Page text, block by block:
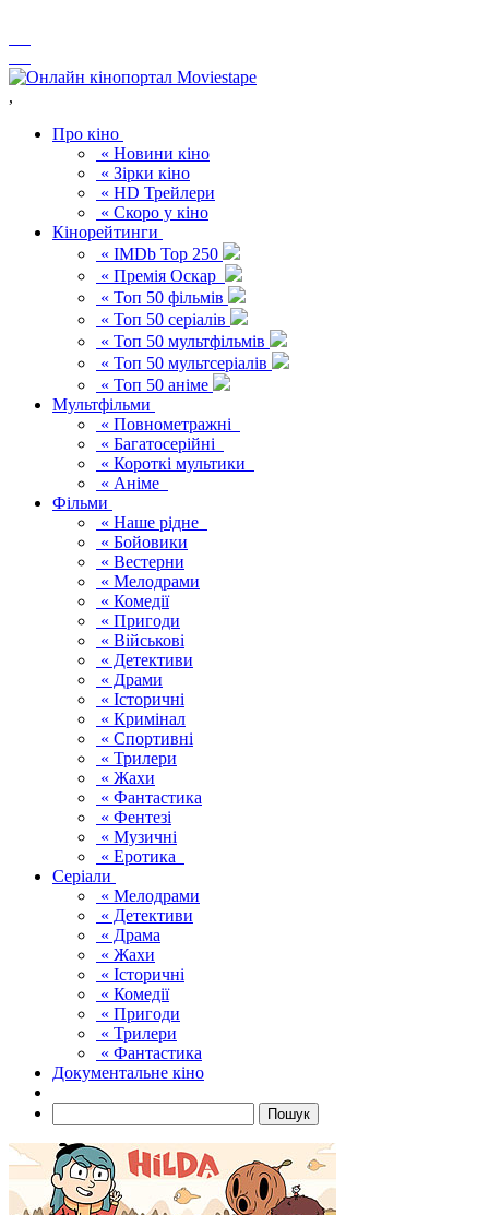
,
Про кіно
« Новини кіно
« Зірки кіно
« HD Трейлери
« Скоро у кіно
Кінорейтинги
« IMDb Top 250
« Премія Оскар
« Топ 50 фільмів
« Топ 50 серіалів
« Топ 50 мультфільмів
« Топ 50 мультсеріалів
« Топ 50 аніме
Мультфільми
« Повнометражні
« Багатосерійні
« Короткі мультики
« Аніме
Фільми
« Наше рідне
« Бойовики
« Вестерни
« Мелодрами
« Комедії
« Пригоди
« Військові
« Детективи
« Драми
« Історичні
« Кримінал
« Спортивні
« Трилери
« Жахи
« Фантастика
« Фентезі
« Музичні
« Еротика
Серіали
« Мелодрами
« Детективи
« Драма
« Жахи
« Історичні
« Комедії
« Пригоди
« Трилери
« Фантастика
Документальне кіно
Пошук